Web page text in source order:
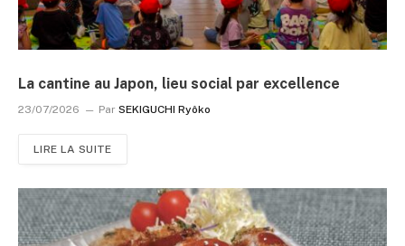
La cantine au Japon, lieu social par excellence
23/07/2026 Par SEKIGUCHI Ryôko
LIRE LA SUITE